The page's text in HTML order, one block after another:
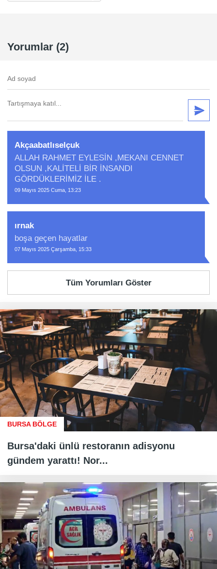
Yorumlar (2)
Akçaabatlıselçuk
ALLAH RAHMET EYLESİN ,MEKANI CENNET
OLSUN ,KALİTELİ BİR İNSANDI
GÖRDÜKLERİMİZ İLE .
09 Mayıs 2025 Cuma, 13:23
ırnak
boşa geçen hayatlar
07 Mayıs 2025 Çarşamba, 15:33
Tüm Yorumları Göster
BURSA BÖLGE
Bursa'daki ünlü restoranın adisyonu
gündem yarattı! Nor...